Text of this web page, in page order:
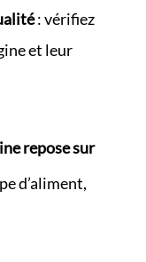
: vérifiez
et leur
repose sur
d’aliment,